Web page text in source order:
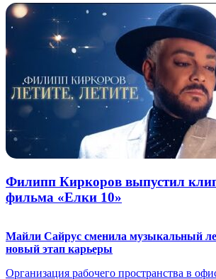
Филипп Киркоров выпустил
фильма «Елки 10»
Майли Сайрус сменила музыкальный
новый этап карьеры
Организация рабочего пространства в